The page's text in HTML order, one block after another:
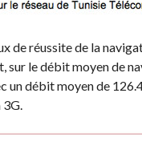
de réussite de la
sur le débit moyen de
débit moyen de